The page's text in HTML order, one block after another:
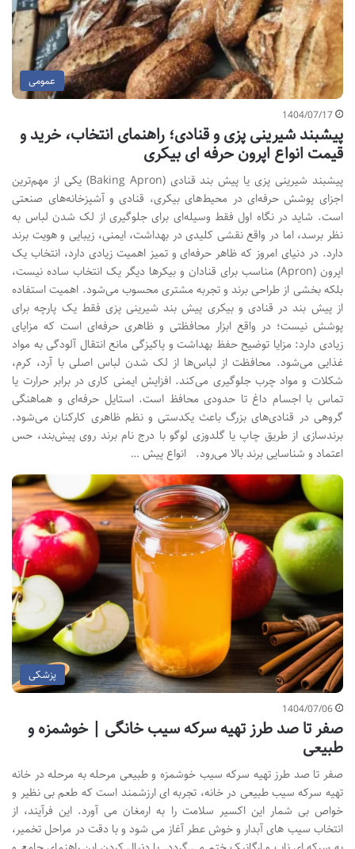
عمومی
1404/07/17
پیشبند شیرینی پزی و قنادی؛ راهنمای انتخاب، خرید و
قیمت انواع اپرون حرفه ای بیکری
پیشبند شیرینی‌ پزی یا پیش‌ بند قنادی (Baking Apron) یکی از مهم‌ترین
اجزای پوشش حرفه‌ای در محیط‌های بیکری، قنادی و آشپزخانه‌های صنعتی
است. شاید در نگاه اول فقط وسیله‌ای برای جلوگیری از لک شدن لباس به
نظر برسد، اما در واقع نقشی کلیدی در بهداشت، ایمنی، زیبایی و هویت برند
دارد. در دنیای امروز که ظاهر حرفه‌ای و تمیز اهمیت زیادی دارد، انتخاب یک
اپرون (Apron) مناسب برای قنادان و بیکرها دیگر یک انتخاب ساده نیست،
بلکه بخشی از طراحی برند و تجربه مشتری محسوب می‌شود. اهمیت استفاده
از پیش‌ بند در قنادی و بیکری پیش‌ بند شیرینی‌ پزی فقط یک پارچه برای
پوشش نیست؛ در واقع ابزار محافظتی و ظاهری حرفه‌ای است که مزایای
زیادی دارد: مزایا توضیح حفظ بهداشت و پاکیزگی مانع انتقال آلودگی به مواد
غذایی می‌شود. محافظت از لباس‌ها از لک شدن لباس اصلی با آرد، کرم،
شکلات و مواد چرب جلوگیری می‌کند. افزایش ایمنی کاری در برابر حرارت یا
تماس با اجسام داغ تا حدودی محافظ است. استایل حرفه‌ای و هماهنگی
گروهی در قنادی‌های بزرگ باعث یکدستی و نظم ظاهری کارکنان می‌شود.
برندسازی از طریق چاپ یا گلدوزی لوگو با درج نام برند روی پیش‌بند، حس
اعتماد و شناسایی برند بالا می‌رود. انواع پیش‌ …
پزشکی
1404/07/06
صفر تا صد طرز تهیه سرکه سیب خانگی | خوشمزه و
طبیعی
صفر تا صد طرز تهیه سرکه سیب خوشمزه و طبیعی مرحله به مرحله در خانه
تهیه سرکه سیب طبیعی در خانه، تجربه ای ارزشمند است که طعم بی نظیر و
خواص بی شمار این اکسیر سلامت را به ارمغان می آورد. این فرآیند، از
انتخاب سیب های آبدار و خوش عطر آغاز می شود و با دقت در مراحل تخمیر،